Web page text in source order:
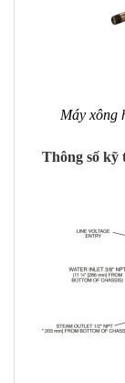
Máy xông
Thông số kỹ